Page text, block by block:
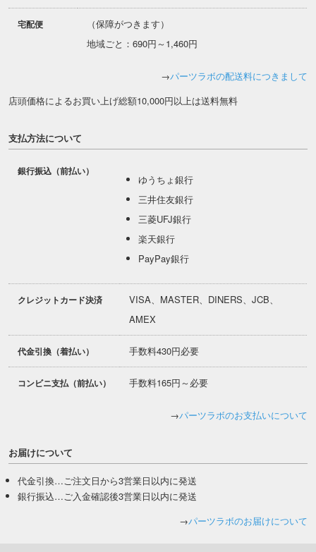
宅配便
（保障がつきます）
地域ごと：690円～1,460円
→パーツラボの配送料につきまして
店頭価格によるお買い上げ総額10,000円以上は送料無料
支払方法について
銀行振込（前払い）
ゆうちょ銀行
三井住友銀行
三菱UFJ銀行
楽天銀行
PayPay銀行
クレジットカード決済
VISA、MASTER、DINERS、JCB、
AMEX
代金引換（着払い） 手数料430円必要
コンビニ支払（前払い） 手数料165円～必要
→パーツラボのお支払いについて
お届けについて
代金引換…ご注文日から3営業日以内に発送
銀行振込…ご入金確認後3営業日以内に発送
→パーツラボのお届けについて